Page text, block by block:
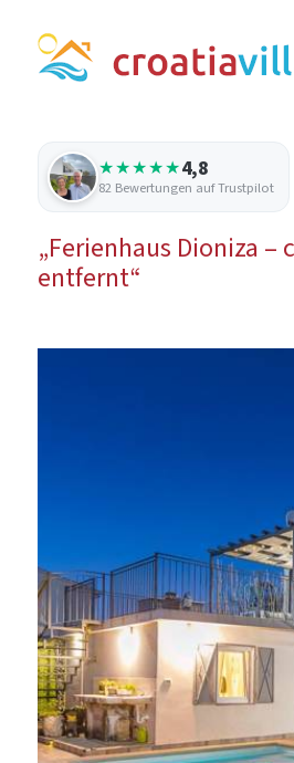
★★★★★4,8
82 Bewertungen auf Trustpilot
„Ferienhaus Dioniza
entfernt“